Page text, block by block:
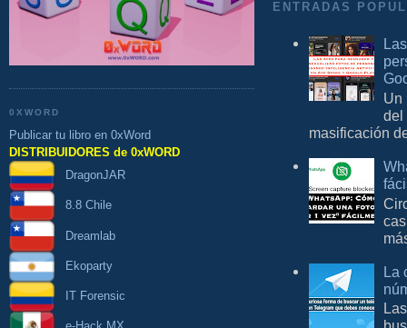
0XWORD
Publicar tu libro en 0xWord
DISTRIBUIDORES de 0xWORD
DragonJAR
8.8 Chile
Dreamlab
Ekoparty
IT Forensic
ENTRADAS
Un
del
masificación
La